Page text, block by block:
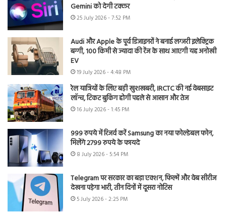
Gemini को देगी टक्कर
25 July 2026 - 7:52 PM
Audi और Apple के पूर्व डिजाइनरों ने बनाई लग्जरी इलेक्ट्रिक
बग्गी, 100 किमी से ज्यादा की रेंज के साथ आएगी यह अनोखी
EV
19 July 2026 - 4:48 PM
रेल यात्रियों के लिए बड़ी खुशखबरी, IRCTC की नई वेबसाइट
लॉन्च, टिकट बुकिंग होगी पहले से आसान और तेज
16 July 2026 - 1:45 PM
999 रुपये में रिजर्व करें Samsung का नया फोल्डेबल फोन,
मिलेंगे 2799 रुपये के फायदे
8 July 2026 - 5:54 PM
Telegram पर सरकार का बड़ा एक्शन, फिल्में और वेब सीरीज
देखना पड़ेगा भारी, तीन दिनों में दूसरा नोटिस
5 July 2026 - 2:25 PM